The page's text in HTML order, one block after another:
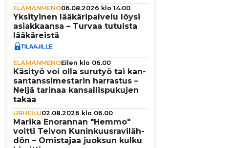
ELÄMÄNMENO06.08.2026 klo 14.00
Yksi­tyi­nen lää­kä­ri­pal­velu löysi
asi­ak­kaansa – Turvaa tutuista
lää­kä­reistä
ELÄMÄNMENOEilen klo 06.00
Käsityö voi olla surutyö tai kan­
san­tans­si­mes­ta­rin harrastus –
Neljä tarinaa kan­sal­lis­pu­ku­jen
takaa
URHEILU02.08.2026 klo 06.00
Marika Enorannan "Hemmo"
voitti Teivon Kunin­kuus­ra­vi­läh­
dön – Omistajaa juoksun kulku